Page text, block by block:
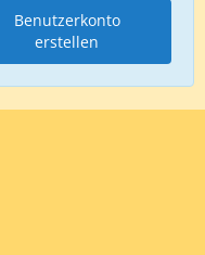
Benutzerkonto
erstellen